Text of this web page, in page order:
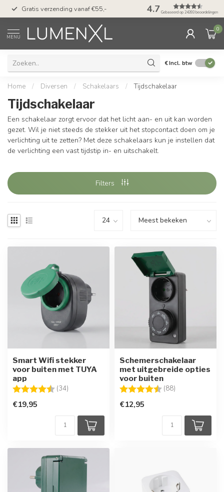
Gratis verzending vanaf €55,- 50 dagen
met Klarna
4.7 Gebaseerd op 24393 beoordelingen
MENU
0
€Incl. btw
Home / Diversen / Schakelaars / Tijdschakelaar
Tijdschakelaar
Een schakelaar zorgt ervoor dat het licht aan- en uit kan worden
gezet. Wil je niet steeds de stekker uit het stopcontact doen om je
verlichting uit te zetten? Met deze schakelaars kun je instellen dat
de verlichting een vast tijdstip in- en uitschakelt.
Filters
Smart Wifi stekker
voor buiten met TUYA
app
Beoordeling: (34)
€19,95
Schemerschakelaar
met uitgebreide opties
voor buiten
Beoordeling: (88)
€12,95